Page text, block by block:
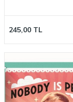
245,00 TL